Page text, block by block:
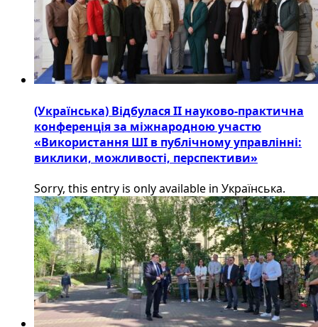
(Українська) Відбулася ІІ науково-практична
конференція за міжнародною участю
«Використання ШІ в публічному управлінні:
виклики, можливості, перспективи»
Sorry, this entry is only available in Українська.